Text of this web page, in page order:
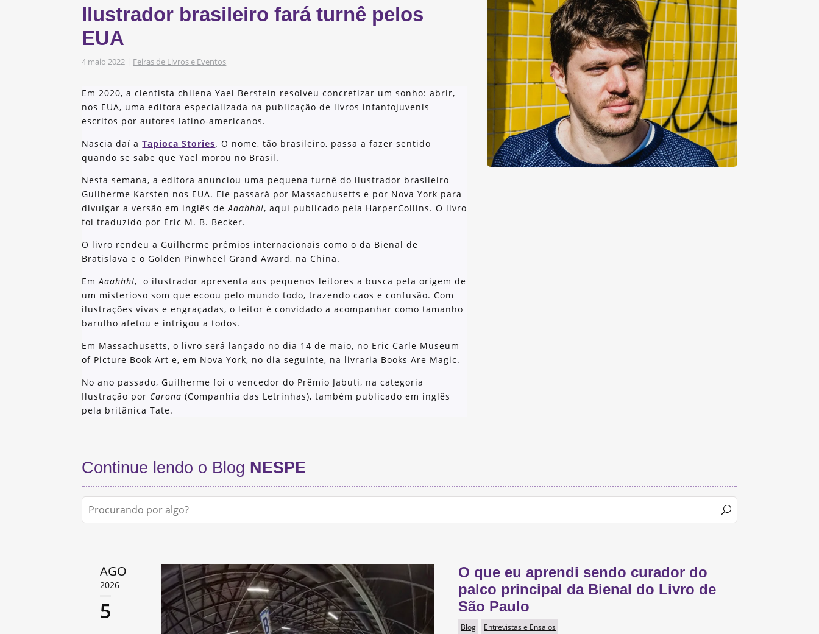
Ilustrador brasileiro fará turnê pelos
EUA
4 maio 2022 | Feiras de Livros e Eventos
Em 2020, a cientista chilena Yael Berstein resolveu concretizar um sonho: abrir,
nos EUA, uma editora especializada na publicação de livros infantojuvenis
escritos por autores latino-americanos.
Nascia daí aTapioca Stories. O nome, tão brasileiro, passa a fazer sentido
quando se sabe que Yael morou no Brasil.
Nesta semana, a editora anunciou uma pequena turnê do ilustrador brasileiro
Guilherme Karsten nos EUA. Ele passará por Massachusetts e por Nova York para
divulgar a versão em inglês deAaahhh!, aqui publicado pela HarperCollins. O livro
foi traduzido por Eric M. B. Becker.
O livro rendeu a Guilherme prêmios internacionais como o da Bienal de
Bratislava e o Golden Pinwheel Grand Award, na China.
EmAaahhh!, o ilustrador apresenta aos pequenos leitores a busca pela origem de
um misterioso som que ecoou pelo mundo todo, trazendo caos e confusão. Com
ilustrações vivas e engraçadas, o leitor é convidado a acompanhar como tamanho
barulho afetou e intrigou a todos.
Em Massachusetts, o livro será lançado no dia 14 de maio, no Eric Carle Museum
of Picture Book Art e, em Nova York, no dia seguinte, na livraria Books Are Magic.
No ano passado, Guilherme foi o vencedor do Prêmio Jabuti, na categoria
Ilustração por Carona (Companhia das Letrinhas), também publicado em inglês
pela britânica Tate.
Continue lendo o Blog NESPE
AGO
2026
5
O que eu aprendi sendo curador do
palco principal da Bienal do Livro de
São Paulo
Blog Entrevistas e Ensaios